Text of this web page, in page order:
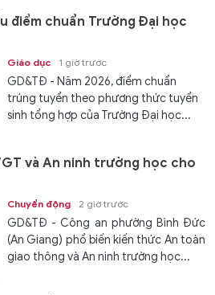
điểm chuẩn Trường Đại học
Giáo dục 1 giờ trước
GD&TĐ - Năm 2026, điểm chuẩn
trúng tuyển theo phương thức tuyển
sinh tổng hợp của Trường Đại học...
và An ninh trường học cho
Chuyển động 2 giờ trước
GD&TĐ - Công an phường Bình Đức
(An Giang) phổ biến kiến thức An toàn
giao thông và An ninh trường học...